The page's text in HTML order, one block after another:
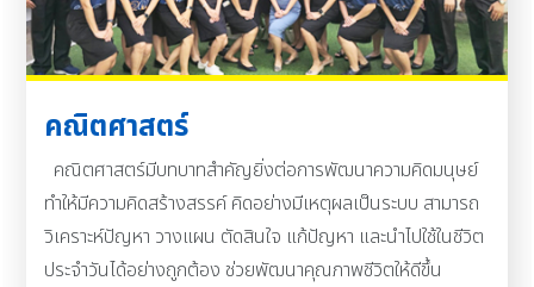
คณิตศาสตร์
คณิตศาสตร์มีบทบาทสำคัญยิ่งต่อการพัฒนาความคิดมนุษย์
ทำให้มีความคิดสร้างสรรค์ คิดอย่างมีเหตุผลเป็นระบบ สามารถ
วิเคราะห์ปัญหา วางแผน ตัดสินใจ แก้ปัญหา และนำไปใช้ในชีวิต
ประจำวันได้อย่างถูกต้อง ช่วยพัฒนาคุณภาพชีวิตให้ดีขึ้น